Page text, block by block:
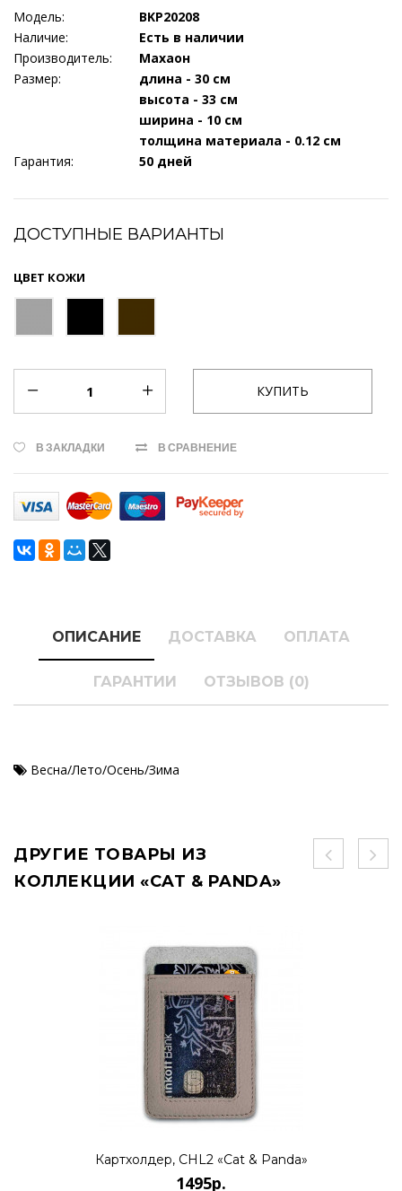
Модель:
BKP20208
Наличие:
Есть в наличии
Производитель:
Махаон
Размер:
длина - 30 см
высота - 33 см
ширина - 10 см
толщина материала - 0.12 см
Гарантия:
50 дней
ДОСТУПНЫЕ ВАРИАНТЫ
ЦВЕТ КОЖИ
В ЗАКЛАДКИ В СРАВНЕНИЕ
ОПИСАНИЕ ДОСТАВКА ОПЛАТА
ГАРАНТИИ ОТЗЫВОВ (0)
Весна/Лето/Осень/Зима
ДРУГИЕ ТОВАРЫ ИЗ
КОЛЛЕКЦИИ «CAT & PANDA»
Картхолдер, CHL2 «Cat & Panda»
1495р.